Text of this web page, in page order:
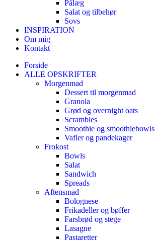
Pålæg
Salat og tilbehør
Sovs
INSPIRATION
Om mig
Kontakt
Forside
ALLE OPSKRIFTER
Morgenmad
Dessert til morgenmad
Granola
Grød og overnight oats
Scrambles
Smoothie og smoothiebowls
Vafler og pandekager
Frokost
Bowls
Salat
Sandwich
Spreads
Aftensmad
Bolognese
Frikadeller og bøffer
Farsbrød og stege
Lasagne
Pastaretter